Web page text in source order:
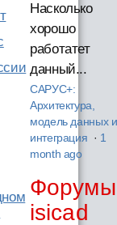
Насколько
хорошо
работатет
данный...
САРУС+:
Архитектура,
модель данных и
интеграция · 1
month ago
Форумы
isicad